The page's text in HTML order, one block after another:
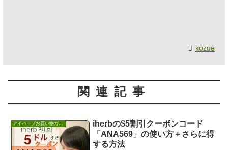
kozue
関連記事
iherbの$5割引クーポンコード
「ANA569」の使い方＋さらに得
する方法